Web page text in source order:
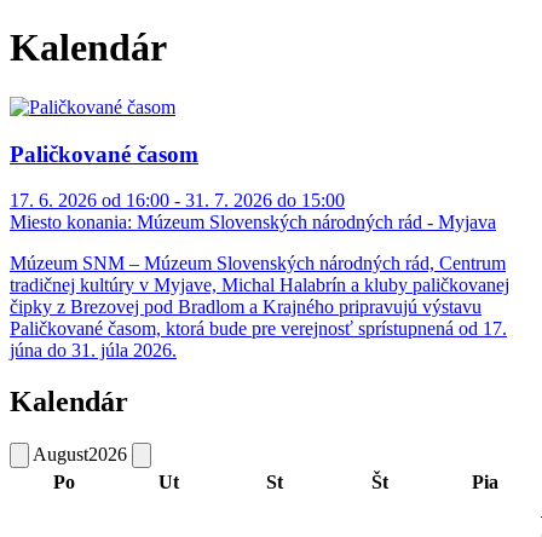
Kalendár
Paličkované časom
17. 6. 2026 od 16:00 - 31. 7. 2026 do 15:00
Miesto konania: Múzeum Slovenských národných rád - Myjava
Múzeum SNM – Múzeum Slovenských národných rád, Centrum
tradičnej kultúry v Myjave, Michal Halabrín a kluby paličkovanej
čipky z Brezovej pod Bradlom a Krajného pripravujú výstavu
Paličkované časom, ktorá bude pre verejnosť sprístupnená od 17.
júna do 31. júla 2026.
Kalendár
August2026
Po
Ut St Št Pia